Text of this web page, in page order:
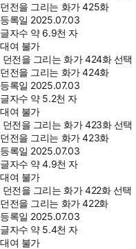
던전을 그리는 화가 425화
등록일 2025.07.03
글자수 약 6.9천 자
대여 불가
던전을 그리는 화가 424화 선택
던전을 그리는 화가 424화
등록일 2025.07.03
글자수 약 5.2천 자
대여 불가
던전을 그리는 화가 423화 선택
던전을 그리는 화가 423화
등록일 2025.07.03
글자수 약 4.9천 자
대여 불가
던전을 그리는 화가 422화 선택
던전을 그리는 화가 422화
등록일 2025.07.03
글자수 약 5.4천 자
대여 불가